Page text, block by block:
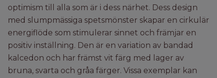
optimism till alla som är i dess närhet. Dess design
med slumpmässiga spetsmönster skapar en cirkulär
energiflöde som stimulerar sinnet och främjar en
positiv inställning. Den är en variation av bandad
kalcedon och har främst vit färg med lager av
bruna, svarta och gråa färger. Vissa exemplar kan